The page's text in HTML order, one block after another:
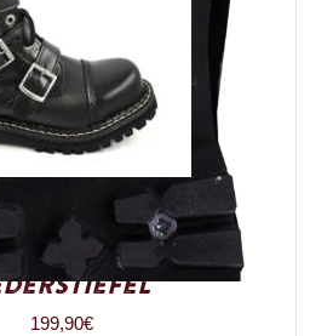
14-Loch 5-Buckle
Army Ranger
199,90€